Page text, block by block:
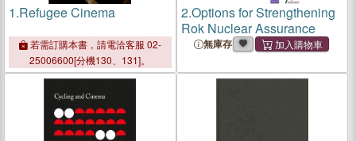
1.Refugee Cinema
若需訂購本書，請電洽客服 02-
25006600[分機130、131]。
2.Options for Strengthening
Rok Nuclear Assurance
無庫存